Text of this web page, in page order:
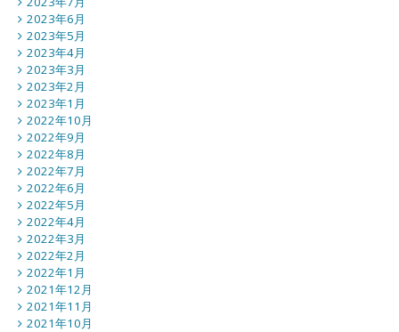
2023年6月
2023年5月
2023年4月
2023年3月
2023年2月
2023年1月
2022年10月
2022年9月
2022年8月
2022年7月
2022年6月
2022年5月
2022年4月
2022年3月
2022年2月
2022年1月
2021年12月
2021年11月
2021年10月